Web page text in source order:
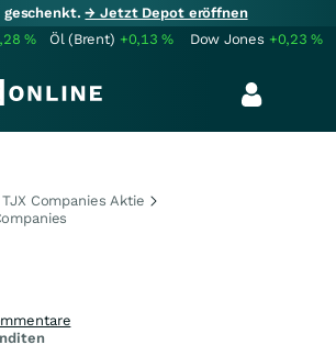
geschenkt.→ Jetzt Depot eröffnen
% Öl (Brent) +0,13% Dow Jones +0,23%
TJX Companies Aktie